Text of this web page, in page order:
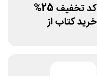
کد تخفیف 25%
خرید کتاب از